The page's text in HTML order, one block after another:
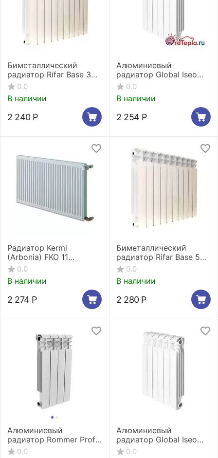
Биметаллический
радиатор Rifar Base 350
2 секции
0.0
В наличии
2 240 Р
Алюминиевый
радиатор Global Iseo
350 2 секции
0.0
В наличии
2 254 Р
Радиатор Kermi
(Arbonia) FKO 11
300x400
0.0
В наличии
2 274 Р
Биметаллический
радиатор Rifar Base 500
2 секции
0.0
В наличии
2 280 Р
Алюминиевый
радиатор Rommer Profi
350 - 4 секции
0.0
Алюминиевый
радиатор Global Iseo
500 2 секции
0.0